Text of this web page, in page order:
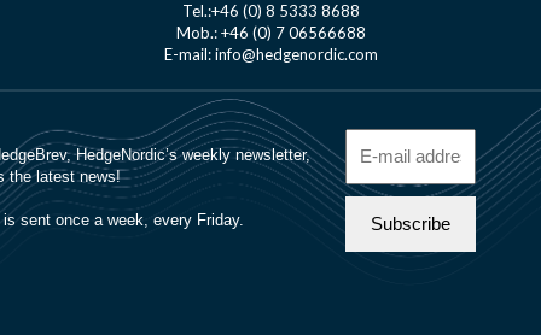
Tel.:+46 (0) 8 5333 8688
Mob.: +46 (0) 7 06566688
E-mail: info@hedgenordic.com